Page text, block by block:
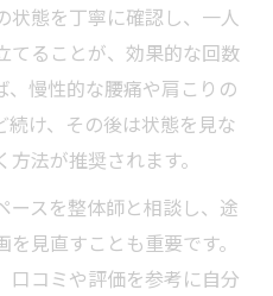
態を丁寧に確認し、一人
てることが、効果的な回数
、慢性的な腰痛や肩こりの
続け、その後は状態を見な
法が推奨されます。
ースを整体師と相談し、途
見直すことも重要です。
口コミや評価を参考に自分